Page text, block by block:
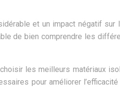
et un impact négatif sur
de bien comprendre les
les meilleurs matériaux
pour améliorer